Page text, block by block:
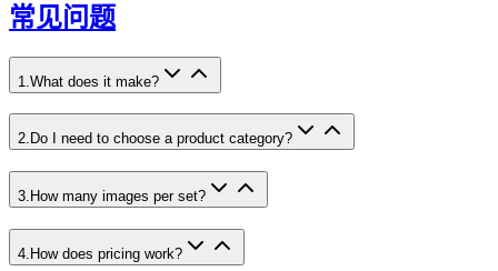
常见问题
1 What does it make?
2. Do I need to choose a product category?
3 How many images per set?
4 How does pricing work?